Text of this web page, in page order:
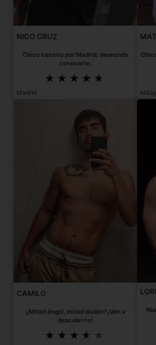
NICO CRUZ
Chico canario por Madrid, deseando
conocerte.
Madrid
CAMILO
¿Mitad ángel, mitad diablo? ¡Ven a
descubrirlo!